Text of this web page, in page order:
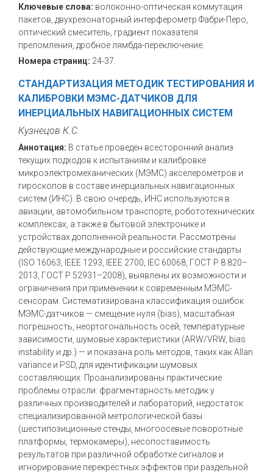
Ключевые слова: волоконно-оптическая коммутация
пакетов, двухрезонаторный интерферометр Фабри-Перо,
оптический смеситель, градиент показателя
преломления, дробное лямбда-переключение.
Номера страниц: 24-37.
СТАНДАРТИЗАЦИЯ МЕТОДИК ТЕСТИРОВАНИЯ И
КАЛИБРОВКИ МЭМС-ДАТЧИКОВ ДЛЯ
ИНЕРЦИАЛЬНЫХ НАВИГАЦИОННЫХ СИСТЕМ
Кузнецов К.С.
Аннотация: В статье проведён всесторонний анализ
текущих подходов к испытаниям и калибровке
микроэлектромеханических (МЭМС) акселерометров и
гироскопов в составе инерциальных навигационных
систем (ИНС). В свою очередь, ИНС используются в
авиации, автомобильном транспорте, робототехнических
комплексах, а также в бытовой электронике и
устройствах дополненной реальности. Рассмотрены
действующие международные и российские стандарты
(ISO 16063, IEEE 1293, IEEE 2700, IEC 60068, ГОСТ Р 8.820–
2013, ГОСТ Р 52931–2008), выявлены их возможности и
ограничения при применении к современным МЭМС-
сенсорам. Систематизирована классификация ошибок
МЭМС-датчиков — смещение нуля (bias), масштабная
погрешность, неортогональность осей, температурные
зависимости, шумовые характеристики (ARW/VRW, bias
instability и др.) — и показана роль методов, таких как Allan
variance и PSD, для идентификации шумовых
составляющих. Проанализированы практические
проблемы отрасли: фрагментарность методик у
различных производителей и лабораторий, недостаток
специализированной метрологической базы
(шестипозиционные стенды, многоосевые поворотные
платформы, термокамеры), несопоставимость
результатов при различной обработке сигналов и
игнорирование перекрёстных эффектов при раздельной